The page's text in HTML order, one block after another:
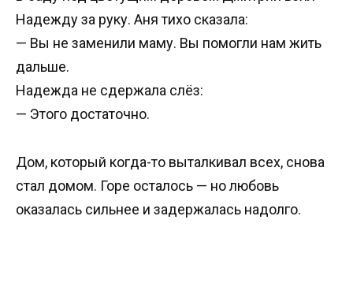
Надежду за руку. Аня тихо сказала:
— Вы не заменили маму. Вы помогли нам жить
дальше.
Надежда не сдержала слёз:
— Этого достаточно.
Дом, который когда-то выталкивал всех, снова
стал домом. Горе осталось — но любовь
оказалась сильнее и задержалась надолго.